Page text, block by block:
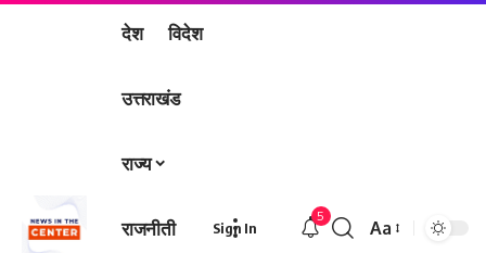
देश विदेश
उत्तराखंड
राज्य
राजनीती Sign In
5
Font
Aa